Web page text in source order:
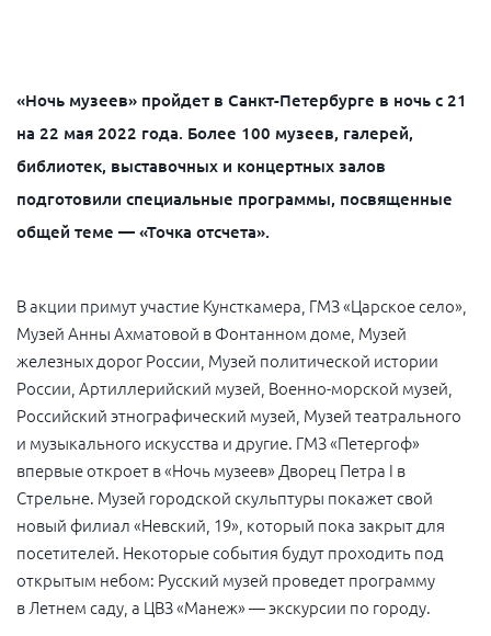
«Ночь музеев» пройдет в Санкт-Петербурге в ночь с 21
на 22 мая 2022 года. Более 100 музеев, галерей,
библиотек, выставочных и концертных залов
подготовили специальные программы, посвященные
общей теме — «Точка отсчета».
В акции примут участие Кунсткамера, ГМЗ «Царское село»,
Музей Анны Ахматовой в Фонтанном доме, Музей
железных дорог России, Музей политической истории
России, Артиллерийский музей, Военно-морской музей,
Российский этнографический музей, Музей театрального
и музыкального искусства и другие. ГМЗ «Петергоф»
впервые откроет в «Ночь музеев» Дворец Петра I в
Стрельне. Музей городской скульптуры покажет свой
новый филиал «Невский, 19», который пока закрыт для
посетителей. Некоторые события будут проходить под
открытым небом: Русский музей проведет программу
в Летнем саду, а ЦВЗ «Манеж» — экскурсии по городу.